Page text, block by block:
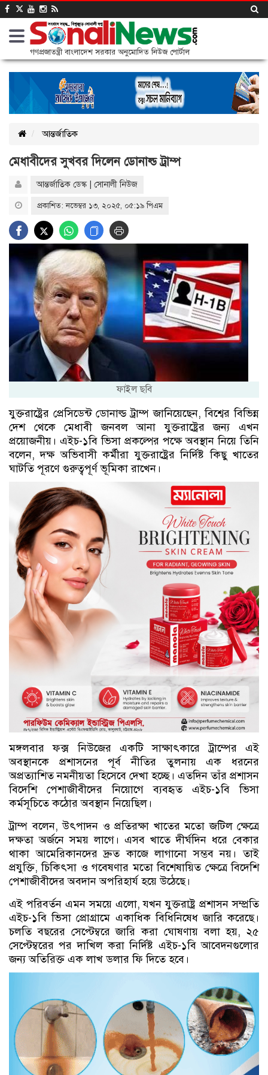
গণপ্রজাতন্ত্রী বাংলাদেশ সরকার অনুমোদিত নিউজ পোর্টাল
আন্তর্জাতিক
মেধাবীদের সুখবর দিলেন ডোনাল্ড ট্রাম্প
আন্তর্জাতিক ডেস্ক | সোনালী নিউজ
প্রকাশিত: নভেম্বর ১৩, ২০২৫, ০৫:১৯ পিএম
ফাইল ছবি
যুক্তরাষ্ট্রের প্রেসিডেন্ট ডোনাল্ড ট্রাম্প জানিয়েছেন, বিশ্বের বিভিন্ন
দেশ থেকে মেধাবী জনবল আনা যুক্তরাষ্ট্রের জন্য এখন
প্রয়োজনীয়। এইচ-১বি ভিসা প্রকল্পের পক্ষে অবস্থান নিয়ে তিনি
বলেন, দক্ষ অভিবাসী কর্মীরা যুক্তরাষ্ট্রের নির্দিষ্ট কিছু খাতের
ঘাটতি পূরণে গুরুত্বপূর্ণ ভূমিকা রাখেন।
মঙ্গলবার ফক্স নিউজের একটি সাক্ষাৎকারে ট্রাম্পের এই
অবস্থানকে প্রশাসনের পূর্ব নীতির তুলনায় এক ধরনের
অপ্রত্যাশিত নমনীয়তা হিসেবে দেখা হচ্ছে। এতদিন তাঁর প্রশাসন
বিদেশি পেশাজীবীদের নিয়োগে ব্যবহৃত এইচ-১বি ভিসা
কর্মসূচিতে কঠোর অবস্থান নিয়েছিল।
ট্রাম্প বলেন, উৎপাদন ও প্রতিরক্ষা খাতের মতো জটিল ক্ষেত্রে
দক্ষতা অর্জনে সময় লাগে। এসব খাতে দীর্ঘদিন ধরে বেকার
থাকা আমেরিকানদের দ্রুত কাজে লাগানো সম্ভব নয়। তাই
প্রযুক্তি, চিকিৎসা ও গবেষণার মতো বিশেষায়িত ক্ষেত্রে বিদেশি
পেশাজীবীদের অবদান অপরিহার্য হয়ে উঠেছে।
এই পরিবর্তন এমন সময়ে এলো, যখন যুক্তরাষ্ট্র প্রশাসন সম্প্রতি
এইচ-১বি ভিসা প্রোগ্রামে একাধিক বিধিনিষেধ জারি করেছে।
চলতি বছরের সেপ্টেম্বরে জারি করা ঘোষণায় বলা হয়, ২৫
সেপ্টেম্বরের পর দাখিল করা নির্দিষ্ট এইচ-১বি আবেদনগুলোর
জন্য অতিরিক্ত এক লাখ ডলার ফি দিতে হবে।